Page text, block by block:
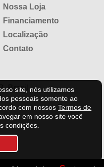
Nossa Loja
Financiamento
Localização
Contato
Brasilsite, nós utilizamos
pessoais somente ao
com nossosTermos de
em nosso site você
condições.